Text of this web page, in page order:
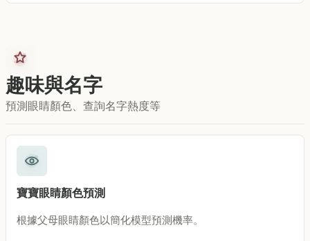
趣味與名字
預測眼睛顏色、查詢名字熱度等
寶寶眼睛顏色預測
根據父母眼睛顏色以簡化模型預測機率。